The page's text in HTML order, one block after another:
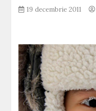
19 decembrie 2011